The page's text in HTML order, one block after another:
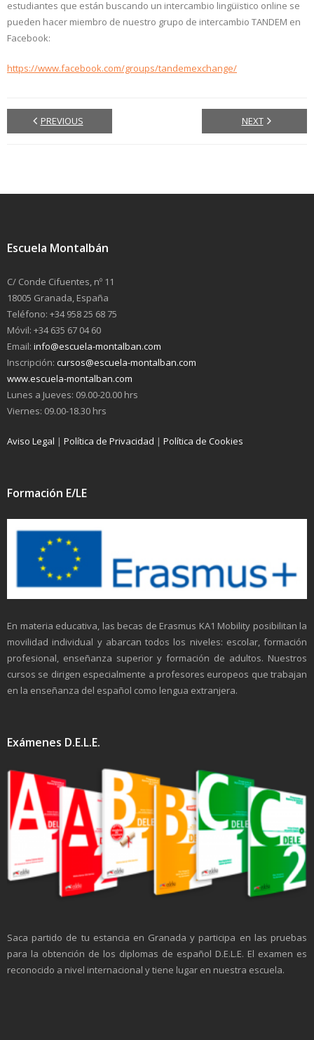
estudiantes que están buscando un intercambio lingüïstico online se
pueden hacer miembro de nuestro grupo de intercambio TANDEM en
Facebook:
https://www.facebook.com/groups/tandemexchange/
PREVIOUS NEXT
Escuela Montalbán
C/ Conde Cifuentes, nº 11
18005 Granada, España
Teléfono: +34 958 25 68 75
Móvil: +34 635 67 04 60
Email: info@escuela-montalban.com
Inscripción: cursos@escuela-montalban.com
www.escuela-montalban.com
Lunes a Jueves: 09.00-20.00 hrs
Viernes: 09.00-18.30 hrs
Aviso Legal | Política de Privacidad | Política de Cookies
Formación E/LE
En materia educativa, las becas de Erasmus KA1 Mobility posibilitan la
movilidad individual y abarcan todos los niveles: escolar, formación
profesional, enseñanza superior y formación de adultos. Nuestros
cursos se dirigen especialmente a profesores europeos que trabajan
en la enseñanza del español como lengua extranjera.
Exámenes D.E.L.E.
Saca partido de tu estancia en Granada y participa en las pruebas
para la obtención de los diplomas de español D.E.L.E. El examen es
reconocido a nivel internacional y tiene lugar en nuestra escuela.